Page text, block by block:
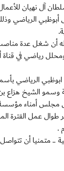
سلطان آل نهيان
أبوظبي الرياضي
له أن شغل عدة
رياضي في
الرياضي
وسمو الشيخ هزاع
مجلس أمناء
عمل الفترة
.
.. متمنيا أن